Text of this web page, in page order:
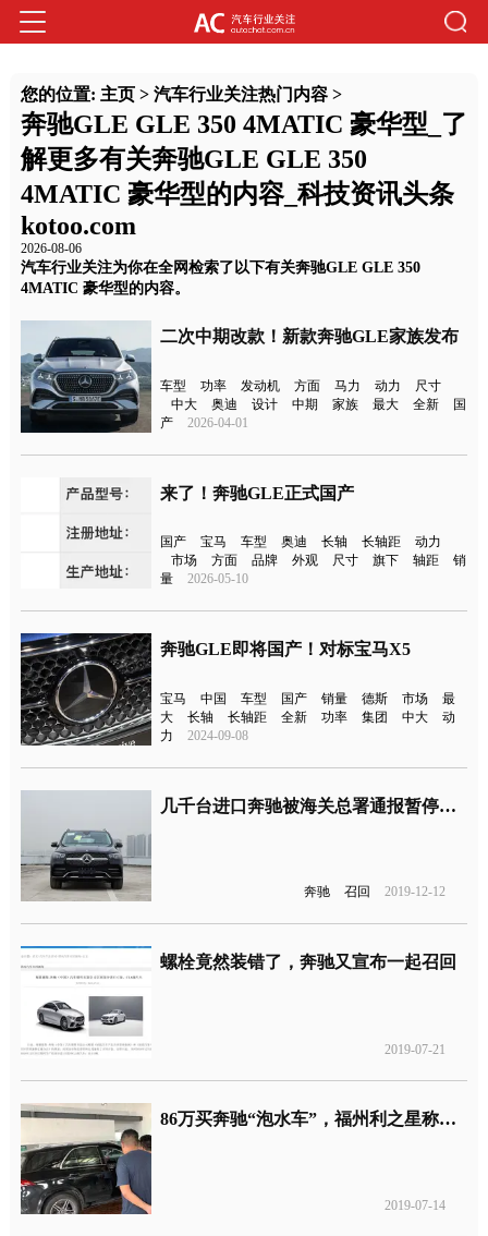
您的位置: 主页> 汽车行业关注热门内容>
奔驰GLE GLE 350 4MATIC 豪华型_了
解更多有关奔驰GLE GLE 350
4MATIC 豪华型的内容_科技资讯头条
kotoo.com
2026-08-06
汽车行业关注为你在全网检索了以下有关奔驰GLE GLE 350
4MATIC 豪华型的内容。
二次中期改款！新款奔驰GLE家族发布
车型 功率 发动机 方面 马力 动力
尺寸
中大
奥迪 设计 中期 家族 最大 全新
国
产
2026-04-01
来了！奔驰GLE正式国产
国产 宝马 车型 奥迪 长轴 长轴距
动力
市场
方面 品牌 外观 尺寸 旗下 轴距
销
量
2026-05-10
奔驰GLE即将国产！对标宝马X5
宝马 中国 车型 国产 销量 德斯 市场
最
大
长轴 长轴距 全新 功率 集团 中大
动
力
2024-09-08
几千台进口奔驰被海关总署通报暂停放行，因零件设计偏差问题
奔驰 召回 2019-12-12
螺栓竟然装错了，奔驰又宣布一起召回
2019-07-21
86万买奔驰“泡水车”，福州利之星称系厂家安装失误导致
2019-07-14